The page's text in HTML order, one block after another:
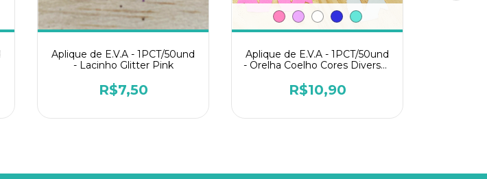
Aplique de E.V.A - 1PCT/50und
- Lacinho Glitter Pink
R$7,50
Aplique de E.V.A - 1PCT/50und
- Orelha Coelho Cores Diversas
R$10,90